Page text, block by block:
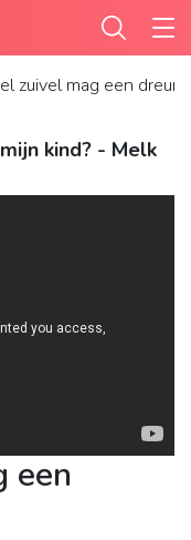
zuivel mag een
kind? - Melk
een